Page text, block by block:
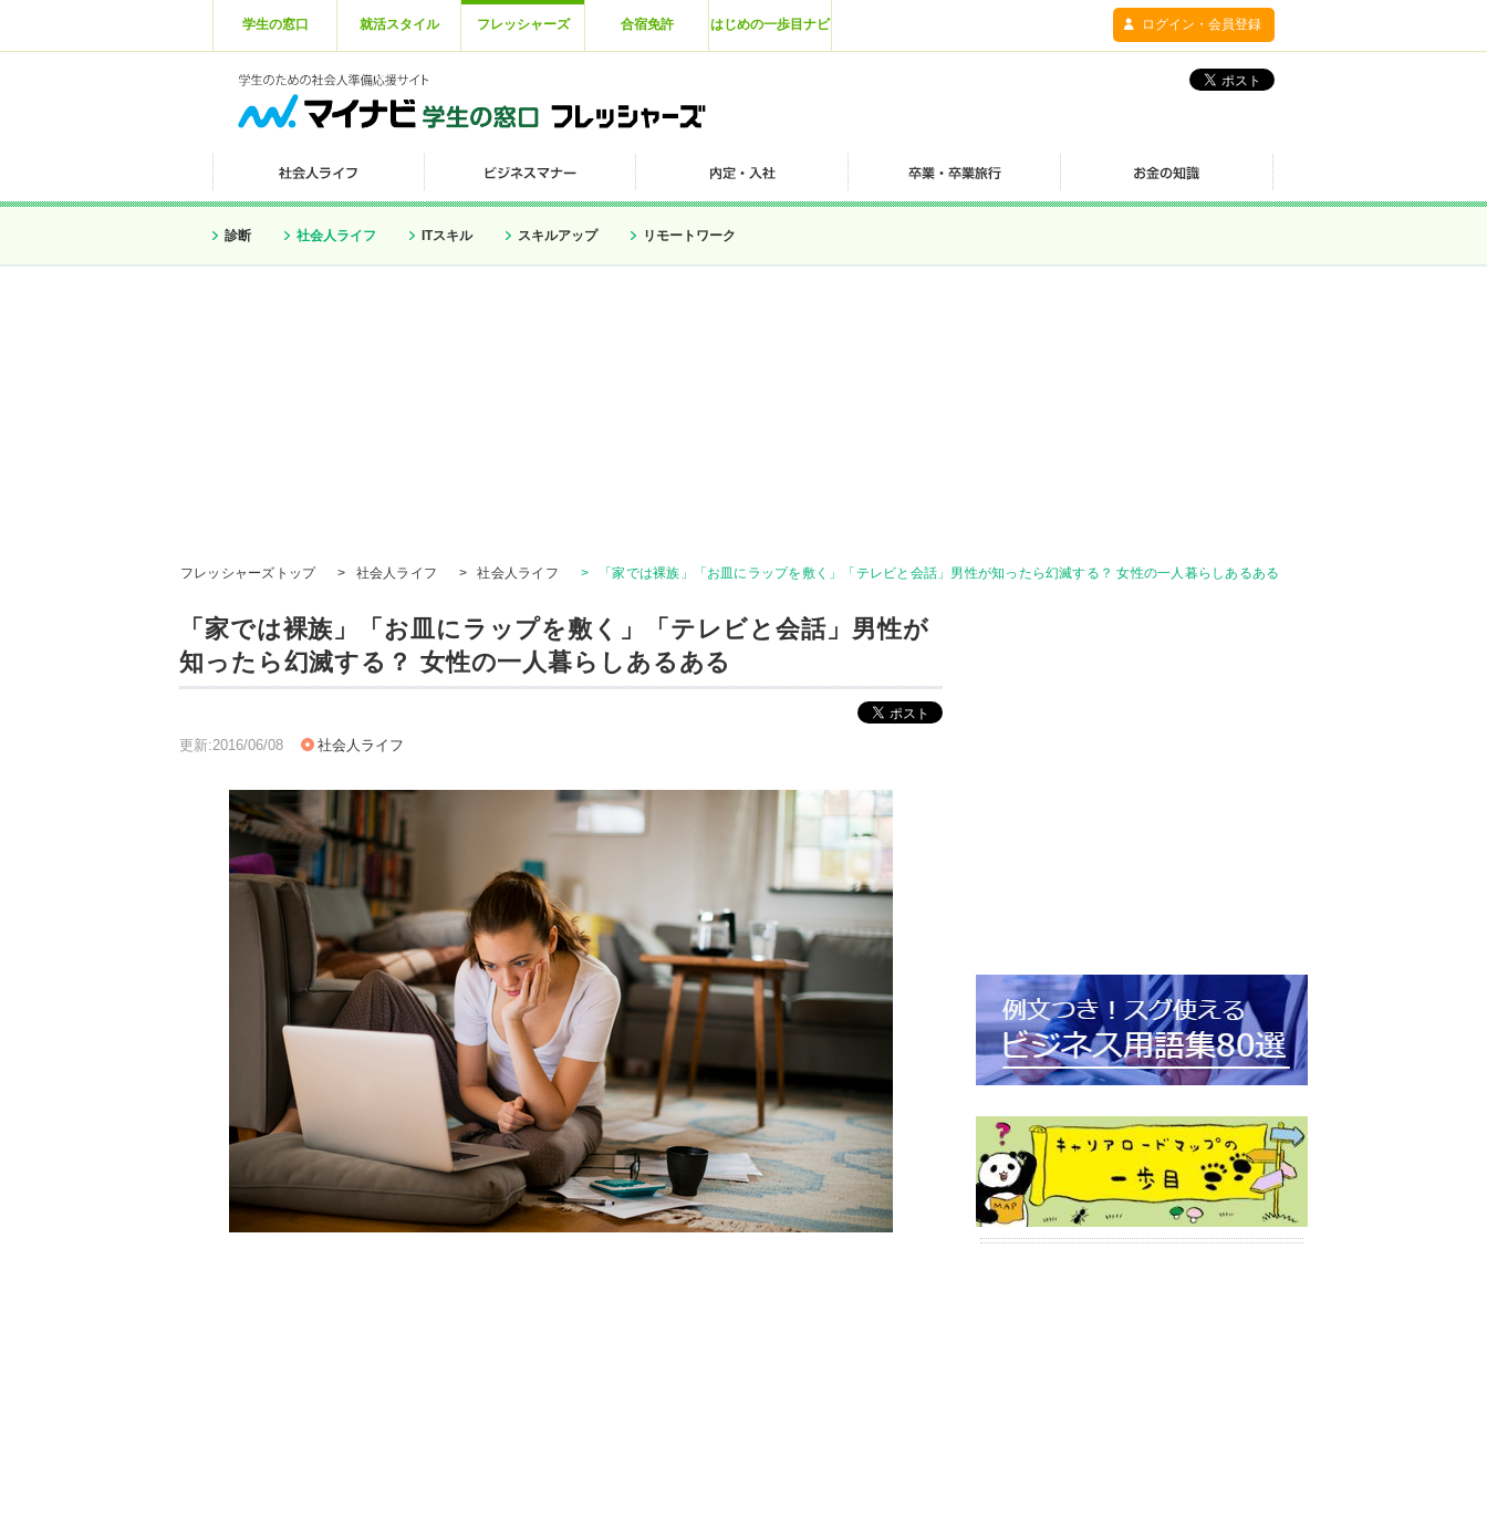
学生の窓口 就活スタイル フレッシャーズ 合宿免許 はじめの一歩目ナビ ログイン・会員登録
診断 社会人ライフ ITスキル スキルアップ リモートワーク
フレッシャーズトップ > 社会人ライフ > 社会人ライフ > 「家では裸族」「お皿にラップを敷く」「テレビと会話」男性が知ったら幻滅する？ 女性の一人暮らしあるある
「家では裸族」「お皿にラップを敷く」「テレビと会話」男性が
知ったら幻滅する？ 女性の一人暮らしあるある
更新:2016/06/08 社会人ライフ